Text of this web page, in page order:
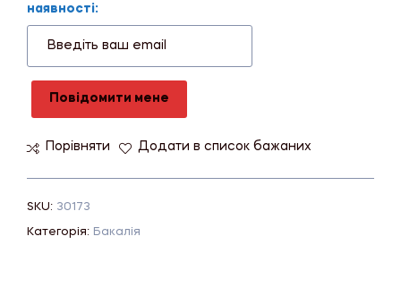
наявності:
Повідомити мене
Порівняти Додати в список бажаних
SKU: 30173
Категорія: Бакалія